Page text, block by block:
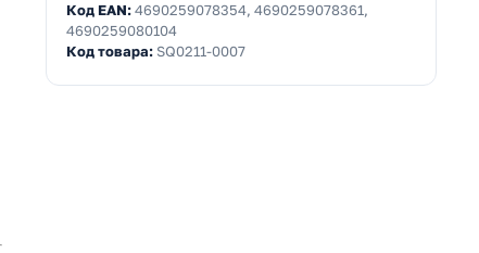
Код EAN:4690259078354, 4690259078361,
4690259080104
Код товара: SQ0211-0007